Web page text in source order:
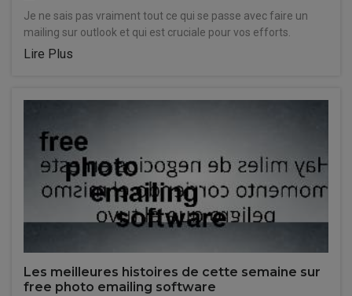
Je ne sais pas vraiment tout ce qui se passe avec faire un
mailing sur outlook et qui est cruciale pour vos efforts.
Lire Plus
Les meilleures histoires de cette semaine sur
free photo emailing software